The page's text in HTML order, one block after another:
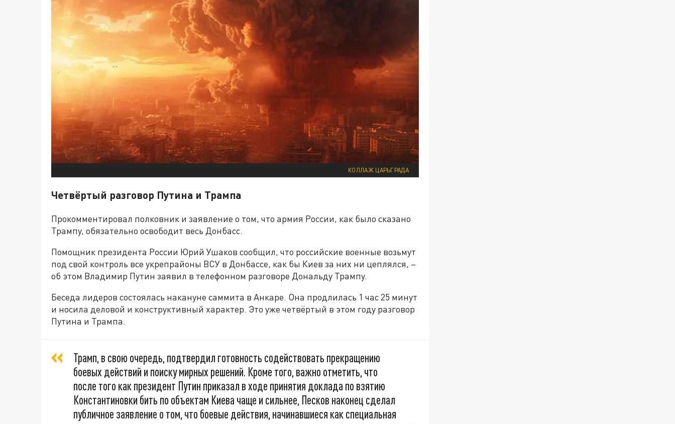
КОЛЛАЖ ЦАРЬГРАДА
Четвёртый разговор Путина и Трампа
Прокомментировал полковник и заявление о том, что армия России, как было сказано
Трампу, обязательно освободит весь Донбасс.
Помощник президента России Юрий Ушаков сообщил, что российские военные возьмут
под свой контроль все укрепрайоны ВСУ в Донбассе, как бы Киев за них ни цеплялся, –
об этом Владимир Путин заявил в телефонном разговоре Дональду Трампу.
Беседа лидеров состоялась накануне саммита в Анкаре. Она продлилась 1 час 25 минут
и носила деловой и конструктивный характер. Это уже четвёртый в этом году разговор
Путина и Трампа.
Трамп, в свою очередь, подтвердил готовность содействовать прекращению
боевых действий и поиску мирных решений. Кроме того, важно отметить, что
после того как президент Путин приказал в ходе принятия доклада по взятию
Константиновки бить по объектам Киева чаще и сильнее, Песков наконец сделал
публичное заявление о том, что боевые действия, начинавшиеся как специальная